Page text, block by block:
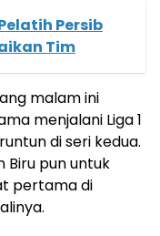
Persib
Tim
malam ini
menjalani Liga 1
di seri kedua.
Biru pun untuk
pertama di